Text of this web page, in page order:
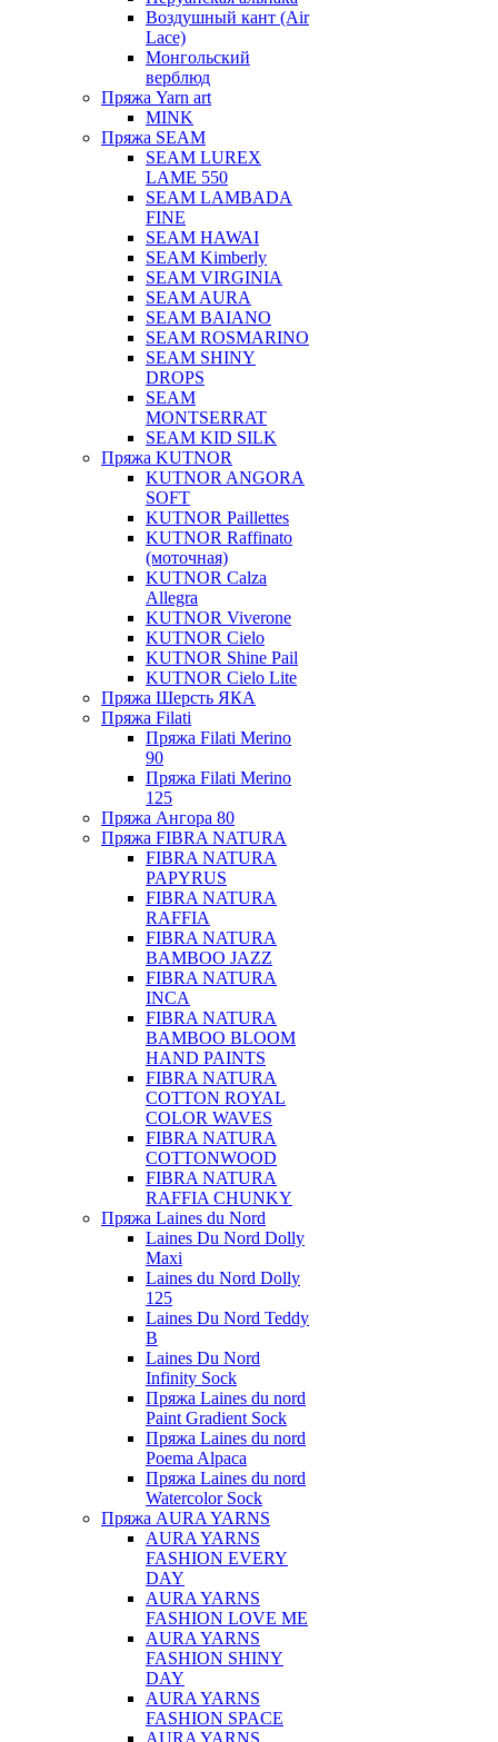
Воздушный кант (Air
Lace)
Монгольский
верблюд
Пряжа Yarn art
MINK
Пряжа SEAM
SEAM LUREX
LAME 550
SEAM LAMBADA
FINE
SEAM HAWAI
SEAM Kimberly
SEAM VIRGINIA
SEAM AURA
SEAM BAIANO
SEAM ROSMARINO
SEAM SHINY
DROPS
SEAM
MONTSERRAT
SEAM KID SILK
Пряжа KUTNOR
KUTNOR ANGORA
SOFT
KUTNOR Paillettes
KUTNOR Raffinato
(моточная)
KUTNOR Calza
Allegra
KUTNOR Viverone
KUTNOR Cielo
KUTNOR Shine Pail
KUTNOR Cielo Lite
Пряжа Шерсть ЯКА
Пряжа Filati
Пряжа Filati Merino
90
Пряжа Filati Merino
125
Пряжа Ангора 80
Пряжа FIBRA NATURA
FIBRA NATURA
PAPYRUS
FIBRA NATURA
RAFFIA
FIBRA NATURA
BAMBOO JAZZ
FIBRA NATURA
INCA
FIBRA NATURA
BAMBOO BLOOM
HAND PAINTS
FIBRA NATURA
COTTON ROYAL
COLOR WAVES
FIBRA NATURA
COTTONWOOD
FIBRA NATURA
RAFFIA CHUNKY
Пряжа Laines du Nord
Laines Du Nord Dolly
Maxi
Laines du Nord Dolly
125
Laines Du Nord Teddy
B
Laines Du Nord
Infinity Sock
Пряжа Laines du nord
Paint Gradient Sock
Пряжа Laines du nord
Poema Alpaca
Пряжа Laines du nord
Watercolor Sock
Пряжа AURA YARNS
AURA YARNS
FASHION EVERY
DAY
AURA YARNS
FASHION LOVE ME
AURA YARNS
FASHION SHINY
DAY
AURA YARNS
FASHION SPACE
AURA YARNS